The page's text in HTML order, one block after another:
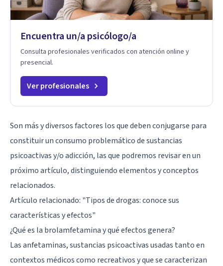
Encuentra un/a psicólogo/a
Consulta profesionales verificados con atención online y
presencial.
Ver profesionales
Son más y diversos factores los que deben conjugarse para
constituir un consumo problemático de sustancias
psicoactivas y/o adicción, las que podremos revisar en un
próximo artículo, distinguiendo elementos y conceptos
relacionados.
Artículo relacionado: "Tipos de drogas: conoce sus
características y efectos"
¿Qué es la brolamfetamina y qué efectos genera?
Las anfetaminas, sustancias psicoactivas usadas tanto en
contextos médicos como recreativos y que se caracterizan